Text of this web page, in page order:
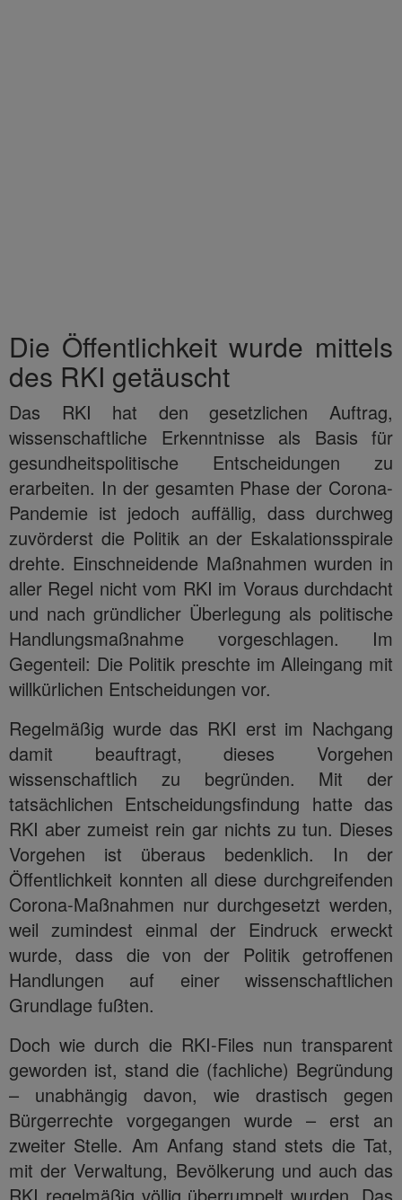
Die Öffentlichkeit wurde mittels
des RKI getäuscht
Das RKI hat den gesetzlichen Auftrag,
wissenschaftliche Erkenntnisse als Basis für
gesundheitspolitische Entscheidungen zu
erarbeiten. In der gesamten Phase der Corona-
Pandemie ist jedoch auffällig, dass durchweg
zuvörderst die Politik an der Eskalationsspirale
drehte. Einschneidende Maßnahmen wurden in
aller Regel nicht vom RKI im Voraus durchdacht
und nach gründlicher Überlegung als politische
Handlungsmaßnahme vorgeschlagen. Im
Gegenteil: Die Politik preschte im Alleingang mit
willkürlichen Entscheidungen vor.
Regelmäßig wurde das RKI erst im Nachgang
damit beauftragt, dieses Vorgehen
wissenschaftlich zu begründen. Mit der
tatsächlichen Entscheidungsfindung hatte das
RKI aber zumeist rein gar nichts zu tun. Dieses
Vorgehen ist überaus bedenklich. In der
Öffentlichkeit konnten all diese durchgreifenden
Corona-Maßnahmen nur durchgesetzt werden,
weil zumindest einmal der Eindruck erweckt
wurde, dass die von der Politik getroffenen
Handlungen auf einer wissenschaftlichen
Grundlage fußten.
Doch wie durch die RKI-Files nun transparent
geworden ist, stand die (fachliche) Begründung
– unabhängig davon, wie drastisch gegen
Bürgerrechte vorgegangen wurde – erst an
zweiter Stelle. Am Anfang stand stets die Tat,
mit der Verwaltung, Bevölkerung und auch das